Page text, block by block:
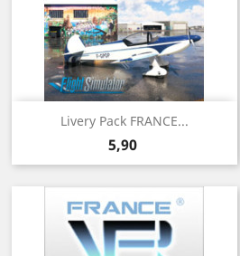
Livery Pack FRANCE...
Prix
5,90